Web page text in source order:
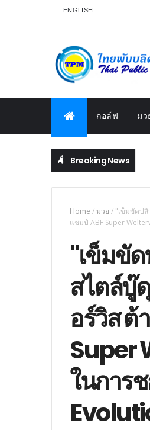
ENGLISH
กอล์ฟ มว
Breaking News
Home / มวย / "เข็มขัดปลิ
แชมป์ ABF Super
"เข็มขั
สไตล์บู๊
อร์วิส ต้
Super
ในการ